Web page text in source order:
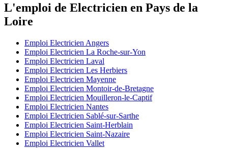
L'emploi de Electricien en Pays de la
Loire
Emploi Electricien Angers
Emploi Electricien La Roche-sur-Yon
Emploi Electricien Laval
Emploi Electricien Les Herbiers
Emploi Electricien Mayenne
Emploi Electricien Montoir-de-Bretagne
Emploi Electricien Mouilleron-le-Captif
Emploi Electricien Nantes
Emploi Electricien Sablé-sur-Sarthe
Emploi Electricien Saint-Herblain
Emploi Electricien Saint-Nazaire
Emploi Electricien Vallet